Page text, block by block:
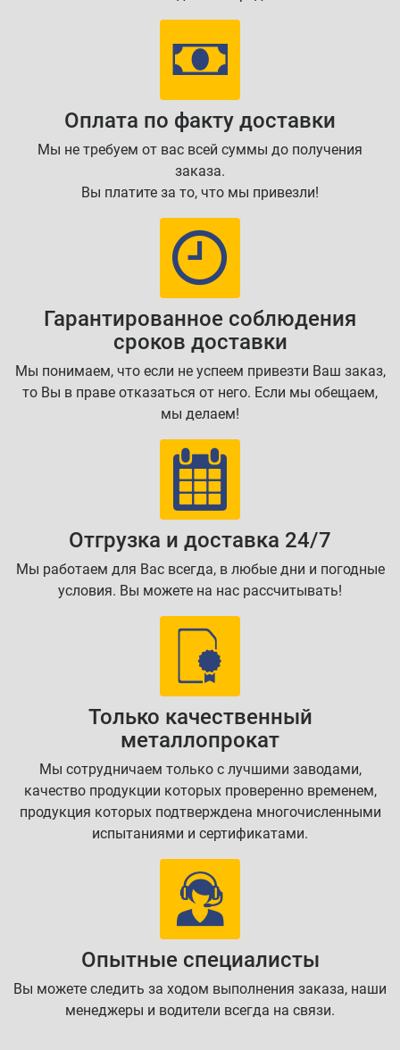
Оплата по факту доставки
Мы не требуем от вас всей суммы до получения
заказа.
Вы платите за то, что мы привезли!
Гарантированное соблюдения
сроков доставки
Мы понимаем, что если не успеем привезти Ваш заказ,
то Вы в праве отказаться от него. Если мы обещаем,
мы делаем!
Отгрузка и доставка 24/7
Мы работаем для Вас всегда, в любые дни и погодные
условия. Вы можете на нас рассчитывать!
Только качественный
металлопрокат
Мы сотрудничаем только с лучшими заводами,
качество продукции которых проверенно временем,
продукция которых подтверждена многочисленными
испытаниями и сертификатами.
Опытные специалисты
Вы можете следить за ходом выполнения заказа, наши
менеджеры и водители всегда на связи.